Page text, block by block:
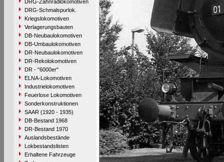
DRG-Zahnradlokomotiven
DRG-Schmalspurlok.
Kriegslokomotiven
Verlagerungsbauten
DB-Neubaulokomotiven
DB-Umbaulokomotiven
DR-Neubaulokomotiven
DR-Rekolokomotiven
DR - "6000er"
ELNA-Lokomotiven
Industrielokomotiven
Feuerlose Lokomotiven
Sonderkonstruktionen
SAAR (1920 - 1935)
DB-Bestand 1968
DR-Bestand 1970
Auslandsbestände
Lokbestandslisten
Erhaltene Fahrzeuge